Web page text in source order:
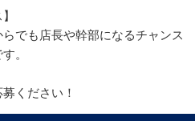
でも店長や幹部になるチャンス
。
ください！